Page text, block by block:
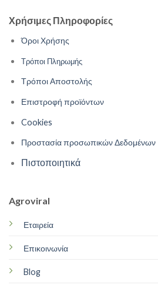
Χρήσιμες Πληροφορίες
Όροι Χρήσης
Τρόποι Πληρωμής
Τρόποι Αποστολής
Επιστροφή προϊόντων
Cookies
Προστασία προσωπικών Δεδομένων
Πιστοποιητικά
Agroviral
Εταιρεία
Επικοινωνία
Blog